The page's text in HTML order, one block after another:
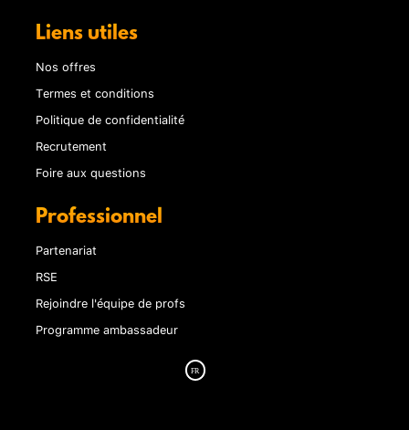
Liens utiles
Nos offres
Termes et conditions
Politique de confidentialité
Recrutement
Foire aux questions
Professionnel
Partenariat
RSE
Rejoindre l'équipe de profs
Programme ambassadeur